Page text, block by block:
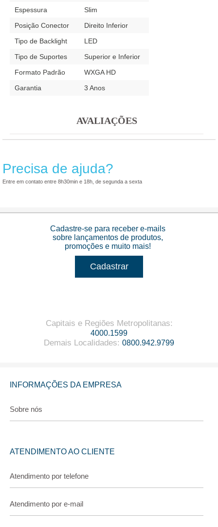
Espessura
Slim
Posição Conector
Direito Inferior
Tipo de Backlight
LED
Tipo de Suportes
Superior e Inferior
Formato Padrão
WXGA HD
Garantia
3 Anos
AVALIAÇÕES
Precisa de ajuda?
Entre em contato entre 8h30min e 18h, de segunda a sexta
Cadastre-se para receber e-mails
sobre lançamentos de produtos,
promoções e muito mais!
Cadastrar
Capitais e Regiões Metropolitanas:
4000.1599
Demais Localidades: 0800.942.9799
INFORMAÇÕES DA EMPRESA
Sobre nós
ATENDIMENTO AO CLIENTE
Atendimento por telefone
Atendimento por e-mail